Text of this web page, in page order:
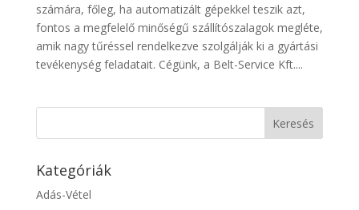
számára, főleg, ha automatizált gépekkel teszik azt,
fontos a megfelelő minőségű szállítószalagok megléte,
amik nagy tűréssel rendelkezve szolgálják ki a gyártási
tevékenység feladatait. Cégünk, a Belt-Service Kft....
Kategóriák
Adás-Vétel